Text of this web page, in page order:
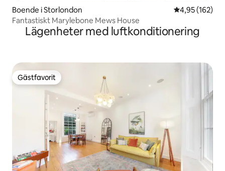
Boende i Storlondon 4,95 av 5 i
4,95 (162)
Fantastiskt Marylebone Mews House
Lägenheter med luftkonditionering
Gästfavorit
Gästfavorit